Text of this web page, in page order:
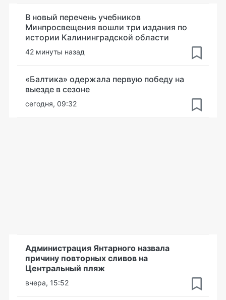
В новый перечень учебников
Минпросвещения вошли три издания по
истории Калининградской области
42 минуты назад
«Балтика» одержала первую победу на
выезде в сезоне
сегодня, 09:32
Администрация Янтарного назвала
причину повторных сливов на
Центральный пляж
вчера, 15:52